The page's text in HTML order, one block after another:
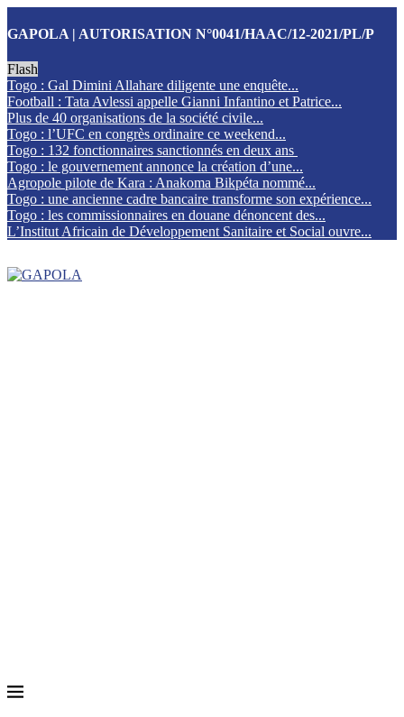
GAPOLA | AUTORISATION N°0041/HAAC/12-2021/PL/P
Flash
Togo : Gal Dimini Allahare diligente une enquête...
Football : Tata Avlessi appelle Gianni Infantino et Patrice...
Plus de 40 organisations de la société civile...
Togo : l’UFC en congrès ordinaire ce weekend...
Togo : 132 fonctionnaires sanctionnés en deux ans
Togo : le gouvernement annonce la création d’une...
Agropole pilote de Kara : Anakoma Bikpéta nommé...
Togo : une ancienne cadre bancaire transforme son expérience...
Togo : les commissionnaires en douane dénoncent des...
L’Institut Africain de Développement Sanitaire et Social ouvre...